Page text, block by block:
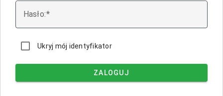
Hasło:
Ukryj mój identyfikator
ZALOGUJ